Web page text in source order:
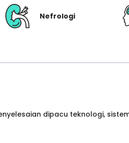
Nefrologi
dipacu teknologi,